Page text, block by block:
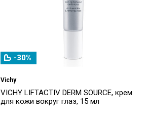
-30%
Vichy
VICHY LIFTACTIV DERM SOURCE, крем
для кожи вокруг глаз, 15 мл